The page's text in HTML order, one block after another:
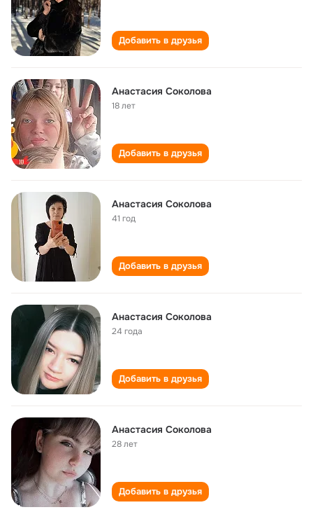
Добавить в друзья
Анастасия Соколова
18 лет
Добавить в друзья
Анастасия Соколова
41 год
Добавить в друзья
Анастасия Соколова
24 года
Добавить в друзья
Анастасия Соколова
28 лет
Добавить в друзья